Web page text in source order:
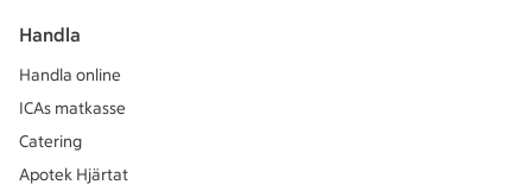
Handla
Handla online
ICAs matkasse
Catering
Apotek Hjärtat